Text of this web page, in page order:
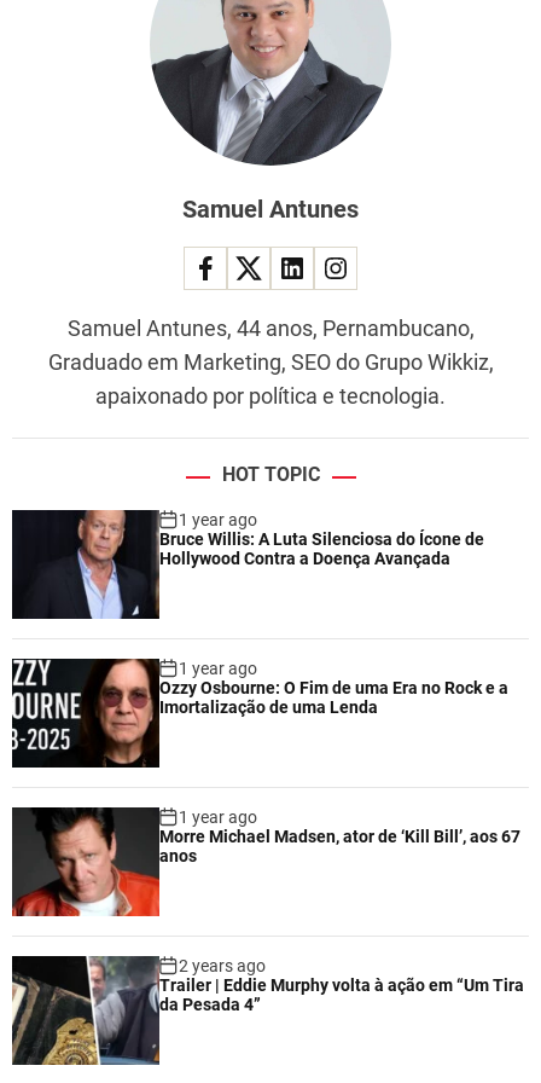
Samuel Antunes
Samuel Antunes, 44 anos, Pernambucano,
Graduado em Marketing, SEO do Grupo Wikkiz,
apaixonado por política e tecnologia.
HOT TOPIC
1 year ago
Bruce Willis: A Luta Silenciosa do Ícone de
Hollywood Contra a Doença Avançada
1 year ago
Ozzy Osbourne: O Fim de uma Era no Rock e a
Imortalização de uma Lenda
1 year ago
Morre Michael Madsen, ator de ‘Kill Bill’, aos 67
anos
2 years ago
Trailer | Eddie Murphy volta à ação em “Um Tira
da Pesada 4”